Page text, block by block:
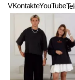
VKontakteYouTube